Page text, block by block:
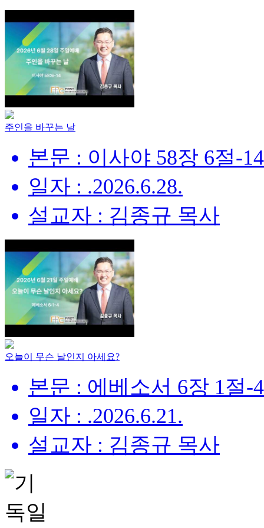
주인을 바꾸는 날
본문 : 이사야 58장 6절-
일자 : .2026.6.28.
설교자 : 김종규 목사
오늘이 무슨 날인지 아세요?
본문 : 에베소서 6장 1절-
일자 : .2026.6.21.
설교자 : 김종규 목사